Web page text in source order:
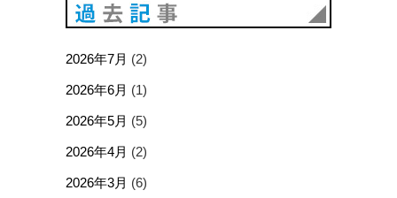
2026年7月 (2)
2026年6月 (1)
2026年5月 (5)
2026年4月 (2)
2026年3月 (6)